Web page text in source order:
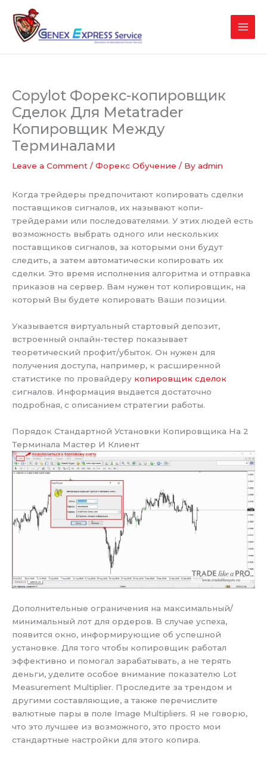
content
Copylot Форекс-копировщик
Сделок Для Metatrader
Копировщик Между
Терминалами
Leave a Comment / Форекс Обучение / By admin
Когда трейдеры предпочитают копировать сделки
поставщиков сигналов, их называют копи-
трейдерами или последователями. У этих людей есть
возможность выбрать одного или нескольких
поставщиков сигналов, за которыми они будут
следить, а затем автоматически копировать их
сделки. Это время исполнения алгоритма и отправка
приказов на сервер. Вам нужен тот копировщик, на
который Вы будете копировать Ваши позиции.
Указывается виртуальный стартовый депозит,
встроенный онлайн-тестер показывает
теоретический профит/убыток. Он нужен для
получения доступа, например, к расширенной
статистике по провайдеру копировщик сделок
сигналов. Информация выдается достаточно
подробная, с описанием стратегии работы.
Порядок Стандартной Установки Копировщика На 2
Терминала Мастер И Клиент
Дополнительные ограничения на максимальный/
минимальный лот для ордеров. В случае успеха,
появится окно, информирующие об успешной
установке. Для того чтобы копировщик работал
эффективно и помогал зарабатывать, а не терять
деньги, уделите особое внимание показателю Lot
Measurement Multiplier. Проследите за трендом и
другими составляющие, а также перечислите
валютные пары в поле Image Multipliers. Я не говорю,
что это лучшее из возможного, это просто мои
стандартные настройки для этого копира.